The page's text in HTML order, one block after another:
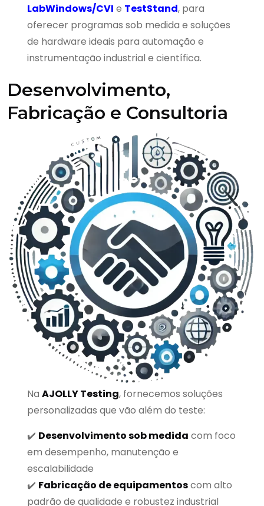
LabWindows/CVI e TestStand, para
oferecer programas sob medida e soluções
de hardware ideais para automação e
instrumentação industrial e científica.
Desenvolvimento,
Fabricação e Consultoria
Na AJOLLY Testing, fornecemos soluções
personalizadas que vão além do teste:
✔️ Desenvolvimento sob medida com foco
em desempenho, manutenção e
escalabilidade
✔️ Fabricação de equipamentoscom alto
padrão de qualidade e robustez industrial